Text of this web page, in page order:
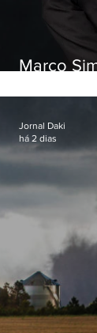
Marco
Jornal Daki
há 2 dias